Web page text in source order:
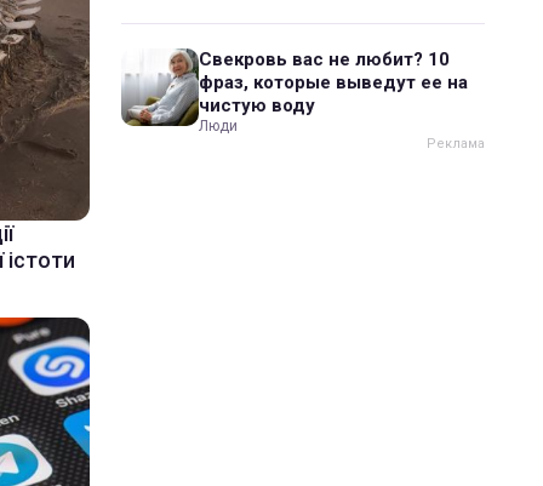
Свекровь вас не любит? 10
фраз, которые выведут ее на
чистую воду
Люди